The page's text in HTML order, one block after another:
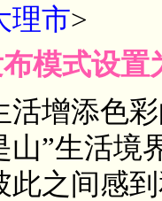
理市>
模式设
增添色
山”生活境
此之间感